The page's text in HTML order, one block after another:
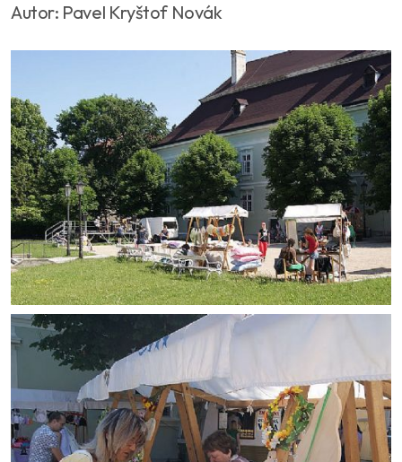
Autor: Pavel Kryštof Novák